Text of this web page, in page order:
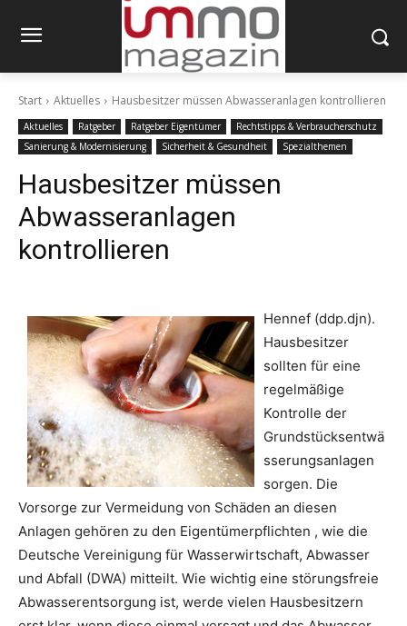
Start Aktuelles Hausbesitzer müssen Abwasseranlagen kontrollieren
Aktuelles Ratgeber Ratgeber Eigentümer
Rechtstipps & Verbraucherschutz
Sanierung & Modernisierung
Sicherheit & Gesundheit Spezialthemen
Hausbesitzer müssen
Abwasseranlagen
kontrollieren
Hennef (ddp.djn).
Hausbesitzer
sollten für eine
regelmäßige
Kontrolle der
Grundstücksentwä
sserungsanlagen
sorgen. Die
Vorsorge zur Vermeidung von Schäden an diesen
Anlagen gehören zu den Eigentümerpflichten , wie die
Deutsche Vereinigung für Wasserwirtschaft, Abwasser
und Abfall (DWA) mitteilt. Wie wichtig eine störungsfreie
Abwasserentsorgung ist, werde vielen Hausbesitzern